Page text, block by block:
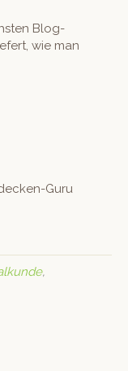
Blog­
wie man
Guru
,